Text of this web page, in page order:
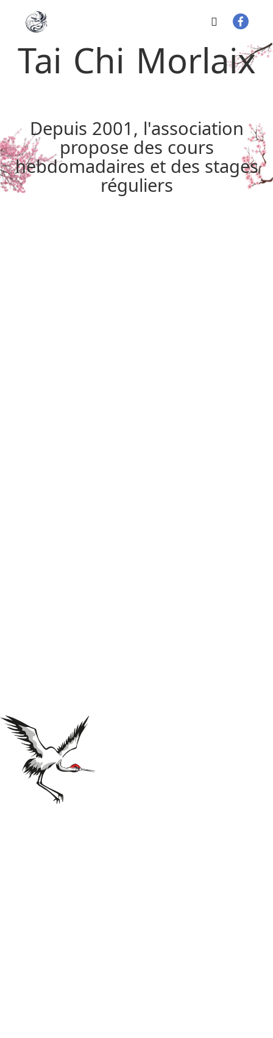
Tai Chi Morlaix
Depuis 2001, l'association
propose des cours
hebdomadaires et des stages
réguliers